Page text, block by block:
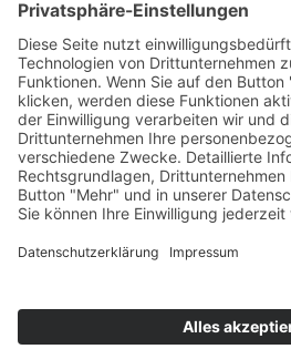
Geschäftsmodelle
›Vorstandswechsel
befristet
›Wasserstoff-Hochlauf: Dialog,
konkrete Schritte
›Solaranlage Regenbogenfarben:
LichtBlick installieren erste
Jetzt an der STUDIE360
Wir möchten Transparenz mit
kostenlose Teilnahme wichtig.
umgehend nach Teilnahme und